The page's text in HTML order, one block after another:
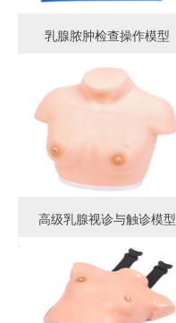
乳腺脓肿检查操作模型
高级乳腺视诊与触诊模型